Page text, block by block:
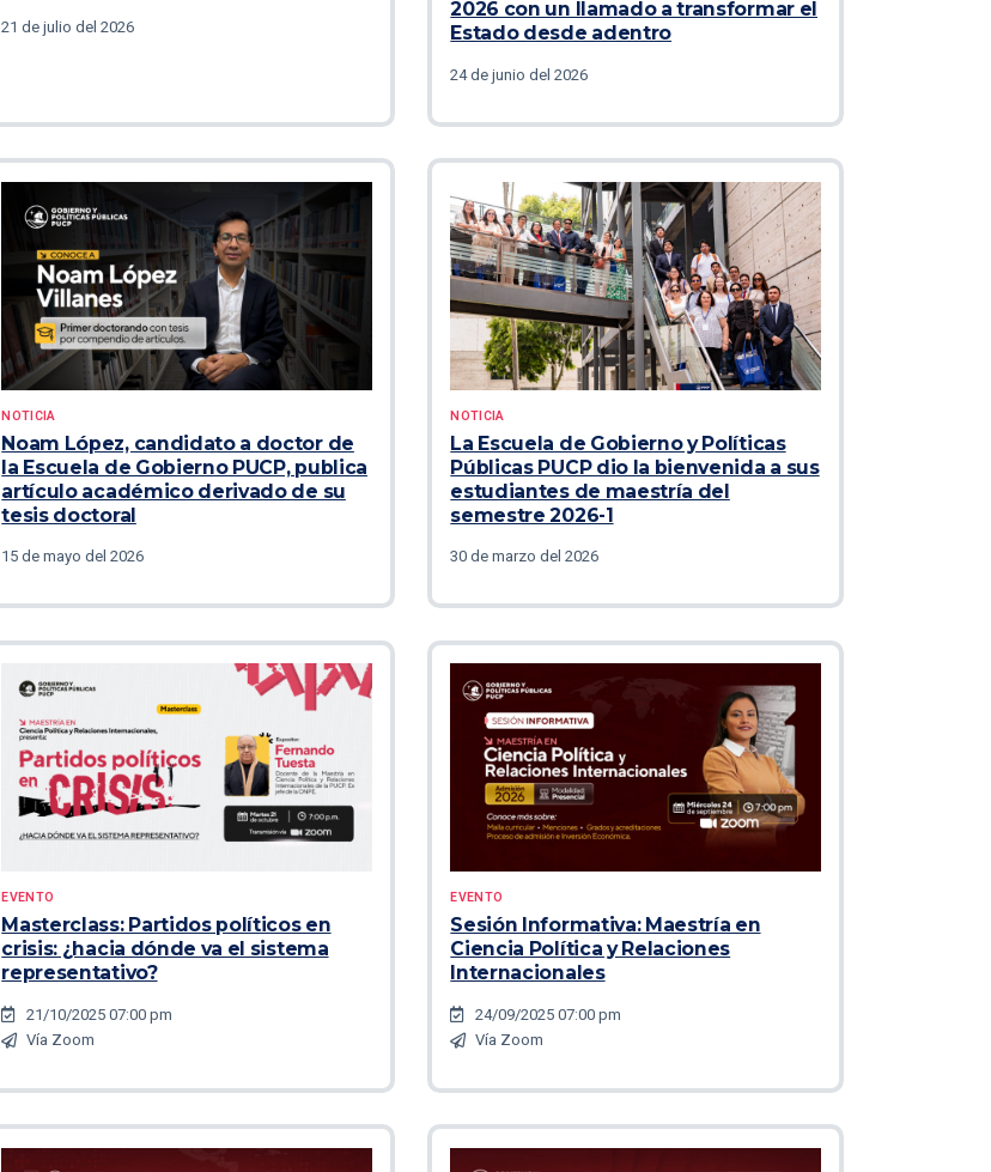
21 de julio del 2026
2026 con un llamado a transformar el
Estado desde adentro
24 de junio del 2026
NOTICIA
Noam López, candidato a doctor de
la Escuela de Gobierno PUCP, publica
artículo académico derivado de su
tesis doctoral
15 de mayo del 2026
NOTICIA
La Escuela de Gobierno y Políticas
Públicas PUCP dio la bienvenida a sus
estudiantes de maestría del
semestre 2026-1
30 de marzo del 2026
EVENTO
Masterclass: Partidos políticos en
crisis: ¿hacia dónde va el sistema
representativo?
21/10/2025 07:00 pm
Vía Zoom
EVENTO
Sesión Informativa: Maestría en
Ciencia Política y Relaciones
Internacionales
24/09/2025 07:00 pm
Vía Zoom